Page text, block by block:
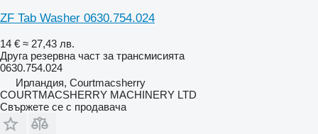
ZF Tab Washer 0630.754.024
14 € ≈ 27,43 лв.
Друга резервна част за трансмисията
0630.754.024
Ирландия, Courtmacsherry
COURTMACSHERRY MACHINERY LTD
Свържете се с продавача